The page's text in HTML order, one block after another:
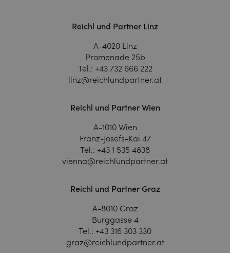
Reichl und Partner Linz
A-4020 Linz
Promenade 25b
Tel.: +43 732 666 222
linz@reichlundpartner.at
Reichl und Partner Wien
A-1010 Wien
Franz-Josefs-Kai 47
Tel.: +43 1 535 4838
vienna@reichlundpartner.at
Reichl und Partner Graz
A-8010 Graz
Burggasse 4
Tel.: +43 316 303 330
graz@reichlundpartner.at